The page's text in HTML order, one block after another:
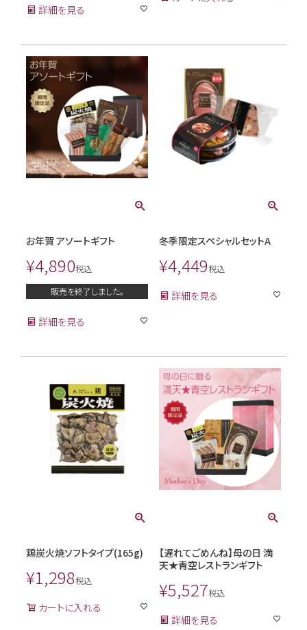
詳細を見る
お年賀 アソートギフト
¥4,890税込
販売を終了しました。
詳細を見る
冬季限定スペシャルセットA
¥4,449税込
詳細を見る
鶏炭火焼ソフトタイプ(165g)
¥1,298税込
カートに入れる
【遅れてごめんね】母の日 満
天★青空レストランギフト
¥5,527税込
詳細を見る